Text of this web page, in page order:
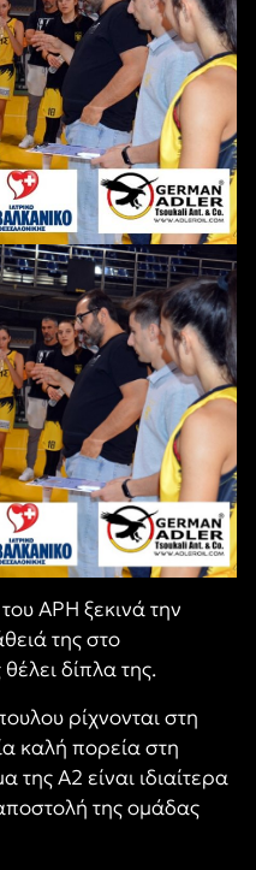
ΑΡΗ ξεκινά την
της στο
δίπλα της.
ρίχνονται στη
καλή πορεία στη
Α2 είναι ιδιαίτερα
της ομάδας